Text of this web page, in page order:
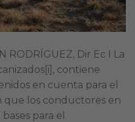
RODRÍGUEZ, Dir Ec I La
contiene
en cuenta para el
que los conductores en
para el